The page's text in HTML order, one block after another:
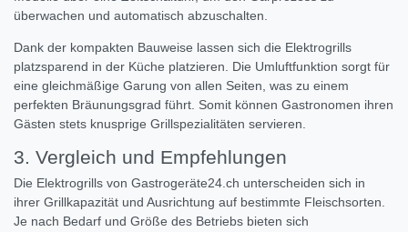
überwachen und automatisch abzuschalten.
Dank der kompakten Bauweise lassen sich die Elektrogrills
platzsparend in der Küche platzieren. Die Umluftfunktion sorgt für
eine gleichmäßige Garung von allen Seiten, was zu einem
perfekten Bräunungsgrad führt. Somit können Gastronomen ihren
Gästen stets knusprige Grillspezialitäten servieren.
3. Vergleich und Empfehlungen
Die Elektrogrills von Gastrogeräte24.ch unterscheiden sich in
ihrer Grillkapazität und Ausrichtung auf bestimmte Fleischsorten.
Je nach Bedarf und Größe des Betriebs bieten sich